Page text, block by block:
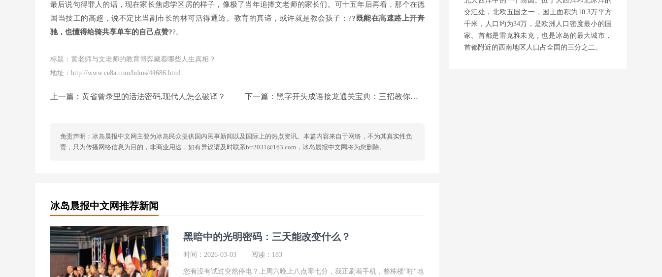
最后说句得罪人的话，现在家长焦虑学区房的样子，像极了当年追捧文老师的家长们。可十五年后再看，那个在德
国当技工的高超，说不定比当副市长的林可活得通透。教育的真谛，或许就是教会孩子：??既能在高速路上开奔
驰，也懂得给骑共享单车的自己点赞??。
标题：黄老师与文老师的教育博弈藏着哪些人生真相？
地址：http://www.ce8a.com/bdms/44686.html
上一篇： 黄省曾录里的活法密码,现代人怎么破译？ 下一篇：黑字开头成语接龙通关宝典：三招教你突破生僻字困境
免责声明：冰岛晨报中文网主要为冰岛民众提供国内民事新闻以及国际上的热点资讯。本篇内容来自于网络，不为其真实性负
责，只为传播网络信息为目的，非商业用途，如有异议请及时联系btr2031@163.com，冰岛晨报中文网将为您删除。
冰岛晨报中文网推荐新闻
黑暗中的光明密码：三天能改变什么？
时间：2026-03-03 阅读：183
您有没有试过突然停电？上周六晚上八点零七分，我正刷着手机，整栋楼"啪"地
交汇处，北欧五国之一，国土面积为10.3万平方
千米，人口约为34万，是欧洲人口密度最小的国
家。首都是雷克雅未克，也是冰岛的最大城市，
首都附近的西南地区人口占全国的三分之二。